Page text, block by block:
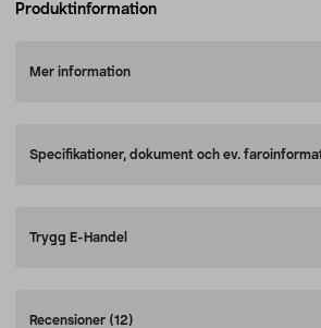
Produktinformation
Mer information
Specifikationer, dokument och ev.
Trygg E-Handel
Recensioner (12)